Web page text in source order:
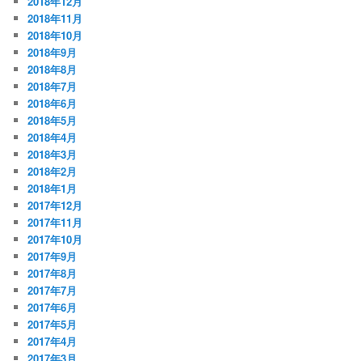
2018年11月
2018年10月
2018年9月
2018年8月
2018年7月
2018年6月
2018年5月
2018年4月
2018年3月
2018年2月
2018年1月
2017年12月
2017年11月
2017年10月
2017年9月
2017年8月
2017年7月
2017年6月
2017年5月
2017年4月